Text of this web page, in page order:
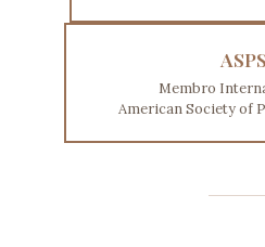
ASPS
Membro
American Society of